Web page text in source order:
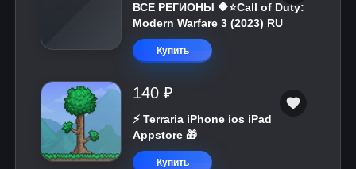
ВСЕ РЕГИОНЫ 🔶⭐Call of Duty:
Modern Warfare 3 (2023) RU
Купить
140 ₽
⚡️ Terraria iPhone ios iPad
Appstore 🎁
Купить